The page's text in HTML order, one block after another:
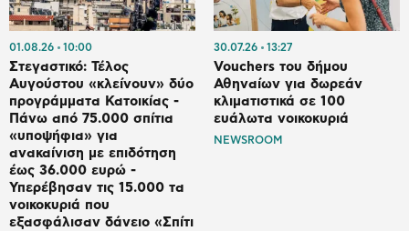
01.08.26 10:00
Στεγαστικό: Τέλος
Αυγούστου «κλείνουν» δύο
προγράμματα Κατοικίας -
Πάνω από 75.000 σπίτια
«υποψήφια» για
ανακαίνιση με επιδότηση
έως 36.000 ευρώ -
Υπερέβησαν τις 15.000 τα
νοικοκυριά που
εξασφάλισαν δάνειο «Σπίτι
30.07.26 13:27
Vouchers του δήμου
Αθηναίων για δωρεάν
κλιματιστικά σε 100
ευάλωτα νοικοκυριά
NEWSROOM